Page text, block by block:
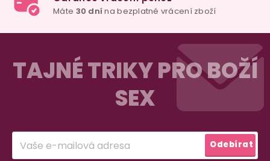
TAJNÉ TRIKY PRO BOŽÍ
SEX
Odebírat